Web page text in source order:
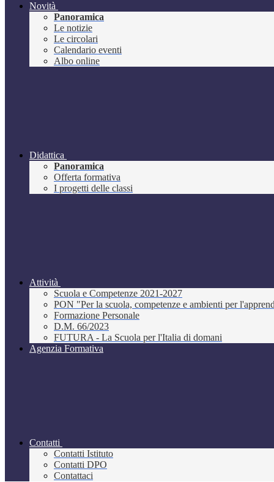
Novità
Panoramica
Le notizie
Le circolari
Calendario eventi
Albo online
Didattica
Panoramica
Offerta formativa
I progetti delle classi
Attività
Scuola e Competenze 2021-2027
PON "Per la scuola, competenze e ambienti per
Formazione Personale
D.M. 66/2023
FUTURA - La Scuola per l'Italia di domani
Agenzia Formativa
Contatti
Contatti Istituto
Contatti DPO
Contattaci